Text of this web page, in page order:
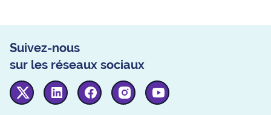
Suivez-nous
sur les réseaux sociaux
Twitter Linkedin FacebookInstagram